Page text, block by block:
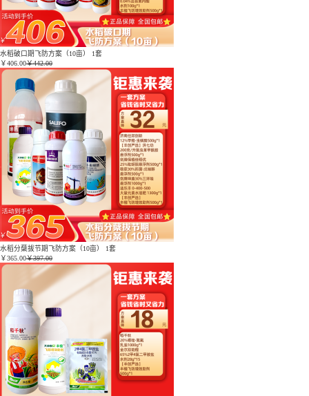
水稻破口期飞防方案（10亩） 1套
￥406.00￥442.00
水稻分蘖拔节期飞防方案（10亩） 1套
￥365.00￥397.00